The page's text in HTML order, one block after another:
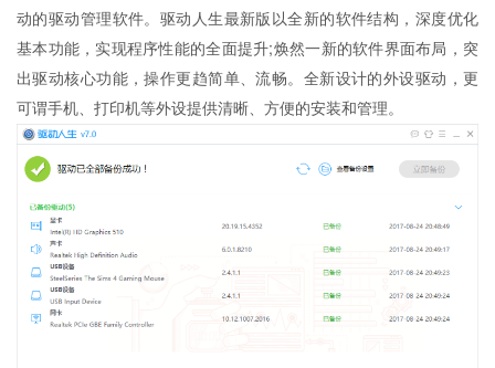
动的驱动管理软件。驱动人生最新版以全新的软件结构，深度优化
基本功能，实现程序性能的全面提升;焕然一新的软件界面布局，突
出驱动核心功能，操作更趋简单、流畅。全新设计的外设驱动，更
可谓手机、打印机等外设提供清晰、方便的安装和管理。